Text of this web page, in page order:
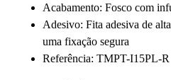
Acabamento: Fosco com
Adesivo: Fita adesiva de
uma fixação segura
Referência: TMPT-I15PL-R